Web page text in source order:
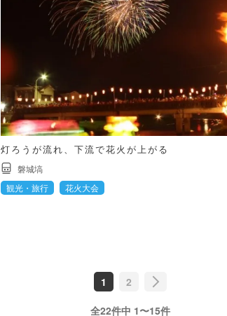
灯ろうが流れ、下流で花火が上がる
磐城塙
観光・旅行
花火大会
1 2
全22件中 1〜15件